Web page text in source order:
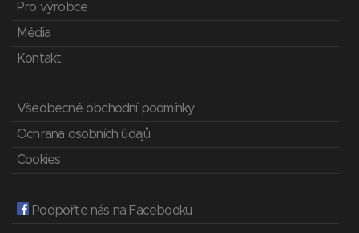
Pro výrobce
Média
Kontakt
Všeobecné obchodní podmínky
Ochrana osobních údajů
Cookies
Podpořte nás na Facebooku